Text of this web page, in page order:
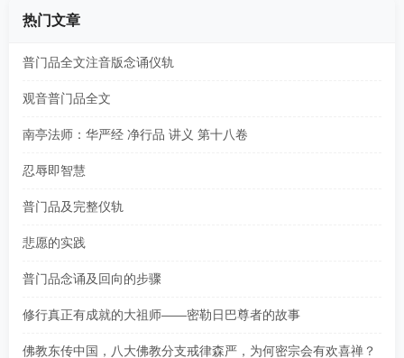
热门文章
普门品全文注音版念诵仪轨
观音普门品全文
南亭法师：华严经 净行品 讲义 第十八卷
忍辱即智慧
普门品及完整仪轨
悲愿的实践
普门品念诵及回向的步骤
修行真正有成就的大祖师——密勒日巴尊者的故事
佛教东传中国，八大佛教分支戒律森严，为何密宗会有欢喜禅？